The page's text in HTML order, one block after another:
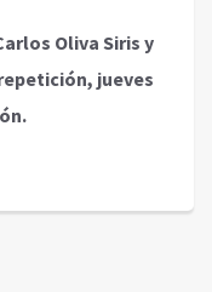
Oliva Siris y
jueves